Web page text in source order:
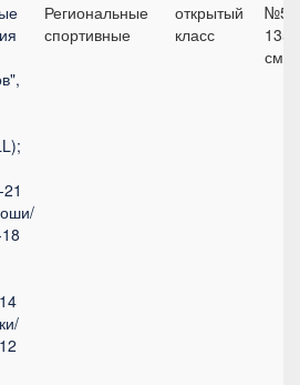
Региональные
спортивные
открытый
класс
№5,
135
см